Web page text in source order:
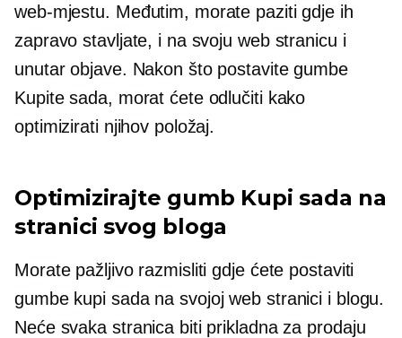
web-mjestu. Međutim, morate paziti gdje ih
zapravo stavljate, i na svoju web stranicu i
unutar objave. Nakon što postavite gumbe
Kupite sada, morat ćete odlučiti kako
optimizirati njihov položaj.
Optimizirajte gumb Kupi sada na
stranici svog bloga
Morate pažljivo razmisliti gdje ćete postaviti
gumbe kupi sada na svojoj web stranici i blogu.
Neće svaka stranica biti prikladna za prodaju